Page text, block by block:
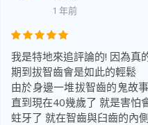
1 年前
我是特地來追評論的! 因為真
期到拔智齒會是如此的輕鬆
由於身邊一堆拔智齒的鬼故
直到現在40幾歲了 就是害怕
蛀牙了 就在智齒與臼齒的內側